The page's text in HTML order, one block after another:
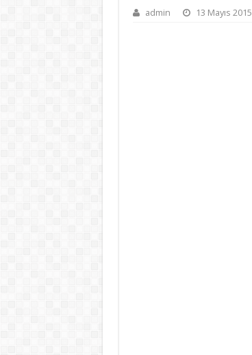
admin 13 Mayıs 2015